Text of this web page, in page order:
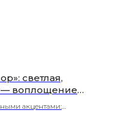
светлая,
— воплощение
акцентами: